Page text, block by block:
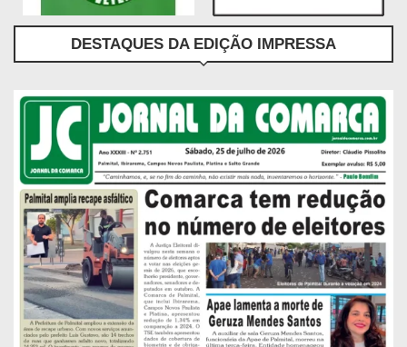
DESTAQUES DA EDIÇÃO IMPRESSA